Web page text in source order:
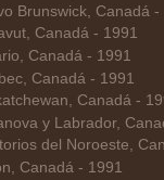
Brunswick, Canadá -
Canadá - 1991
Canadá - 1991
Canadá - 1991
Canadá -
y Labrador,
del Noroeste,
Canadá - 1991